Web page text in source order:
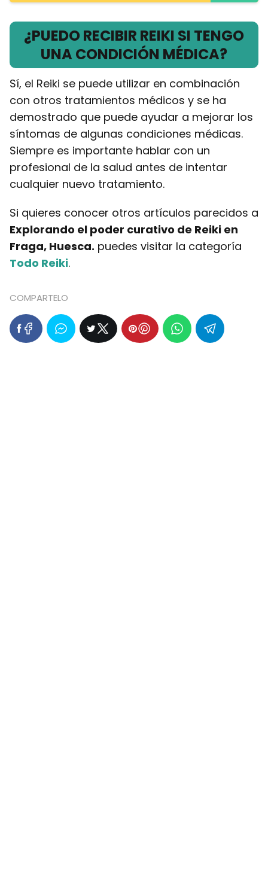
¿PUEDO RECIBIR REIKI SI TENGO
UNA CONDICIÓN MÉDICA?
Sí, el Reiki se puede utilizar en combinación
con otros tratamientos médicos y se ha
demostrado que puede ayudar a mejorar los
síntomas de algunas condiciones médicas.
Siempre es importante hablar con un
profesional de la salud antes de intentar
cualquier nuevo tratamiento.
Si quieres conocer otros artículos parecidos a
Explorando el poder curativo de Reiki en
Fraga, Huesca. puedes visitar la categoría
Todo Reiki.
COMPARTELO